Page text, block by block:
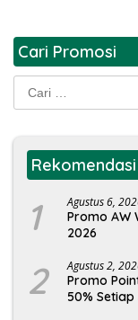
Cari Promosi
1 Agustus 6,
Promo AW
2026
2 Agustus 2,
Promo
50% Setiap